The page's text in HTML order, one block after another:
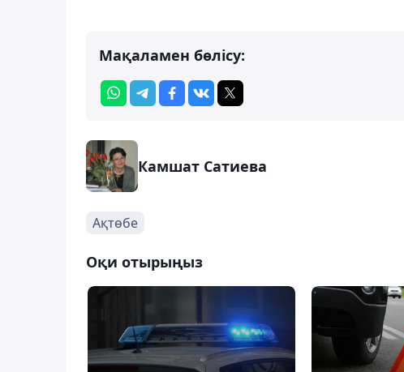
Мақаламен бөлісу:
Камшат Сатиева
Ақтөбе
Оқи отырыңыз